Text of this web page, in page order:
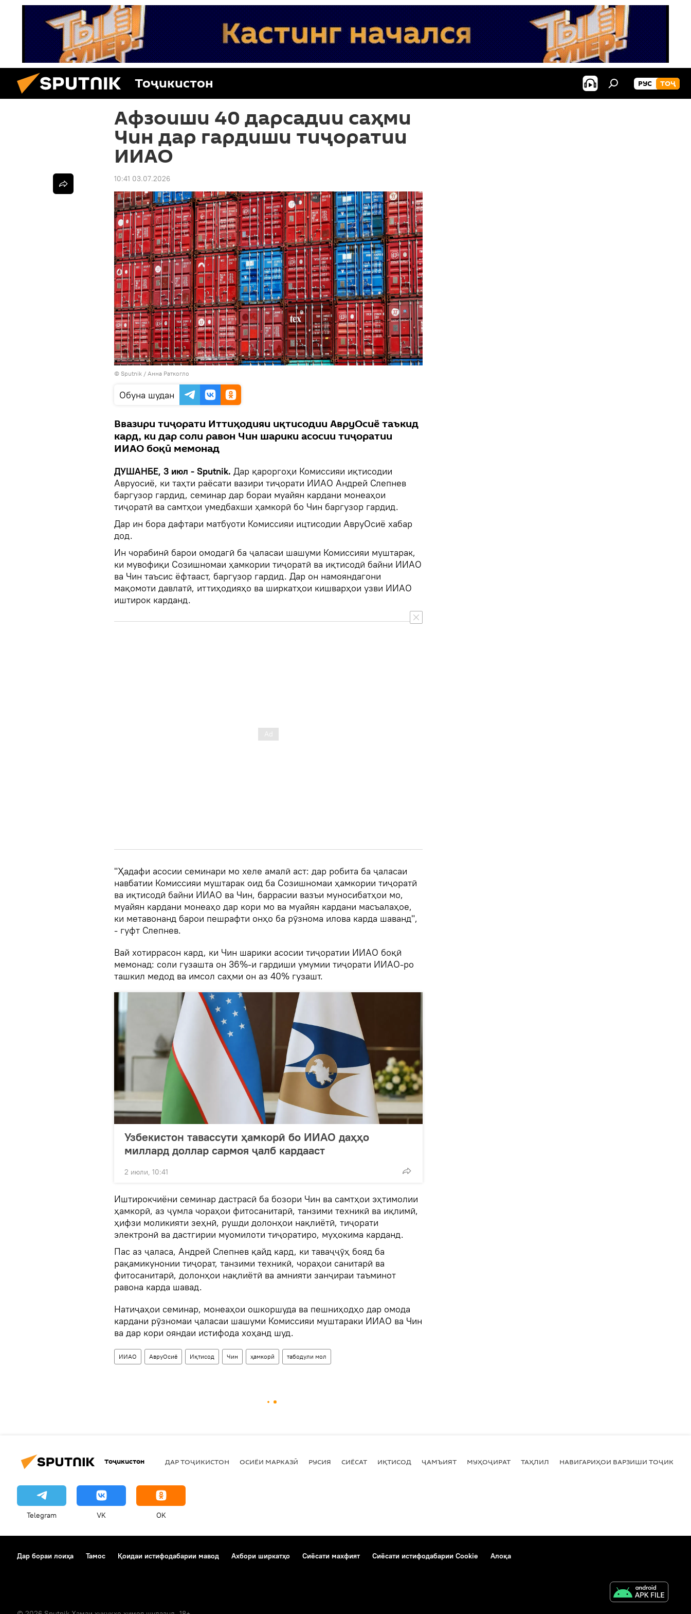
Тоҷикистон РУС ТОҶ
Афзоиши 40 дарсадии саҳми
Чин дар гардиши тиҷоратии
ИИАО
10:41 03.07.2026
© Sputnik / Анна Раткогло
Обуна шудан
Ввазири тиҷорати Иттиҳодияи иқтисодии АвруОсиё таъкид
кард, ки дар соли равон Чин шарики асосии тиҷоратии
ИИАО боқӣ мемонад
ДУШАНБЕ, 3 июл - Sputnik. Дар қароргоҳи Комиссияи иқтисодии
Авруосиё, ки таҳти раёсати вазири тиҷорати ИИАО Андрей Слепнев
баргузор гардид, семинар дар бораи муайян кардани монеаҳои
тиҷоратӣ ва самтҳои умедбахши ҳамкорӣ бо Чин баргузор гардид.
Дар ин бора дафтари матбуоти Комиссияи ицтисодии АвруОсиё хабар
дод.
Ин чорабинӣ барои омодагӣ ба ҷаласаи шашуми Комиссияи муштарак,
ки мувофиқи Созишномаи ҳамкории тиҷоратӣ ва иқтисодӣ байни ИИАО
ва Чин таъсис ёфтааст, баргузор гардид. Дар он намояндагони
мақомоти давлатӣ, иттиҳодияҳо ва ширкатҳои кишварҳои узви ИИАО
иштирок карданд.
"Ҳадафи асосии семинари мо хеле амалӣ аст: дар робита ба ҷаласаи
навбатии Комиссияи муштарак оид ба Созишномаи ҳамкории тиҷоратӣ
ва иқтисодӣ байни ИИАО ва Чин, баррасии вазъи муносибатҳои мо,
муайян кардани монеаҳо дар кори мо ва муайян кардани масъалаҳое,
ки метавонанд барои пешрафти онҳо ба рӯзнома илова карда шаванд",
- гуфт Слепнев.
Вай хотиррасон кард, ки Чин шарики асосии тиҷоратии ИИАО боқӣ
мемонад: соли гузашта он 36%-и гардиши умумии тиҷорати ИИАО-ро
ташкил медод ва имсол саҳми он аз 40% гузашт.
Узбекистон тавассути ҳамкорӣ бо ИИАО даҳҳо
миллард доллар сармоя ҷалб кардааст
2 июли, 10:41
Иштирокчиёни семинар дастрасӣ ба бозори Чин ва самтҳои эҳтимолии
ҳамкорӣ, аз ҷумла чораҳои фитосанитарӣ, танзими техникӣ ва иқлимӣ,
ҳифзи моликияти зеҳнӣ, рушди долонҳои нақлиётӣ, тиҷорати
электронӣ ва дастгирии муомилоти тиҷоратиро, муҳокима карданд.
Пас аз ҷаласа, Андрей Слепнев қайд кард, ки таваҷҷӯҳ бояд ба
рақамикунонии тиҷорат, танзими техникӣ, чораҳои санитарӣ ва
фитосанитарӣ, долонҳои нақлиётӣ ва амнияти занҷираи таъминот
равона карда шавад.
Натиҷаҳои семинар, монеаҳои ошкоршуда ва пешниҳодҳо дар омода
кардани рӯзномаи ҷаласаи шашуми Комиссияи муштараки ИИАО ва Чин
ва дар кори ояндаи истифода хоҳанд шуд.
ИИАО АвруОсиё Иқтисод Чин ҳамкорӣ табодули мол
Тоҷикистон ДАР ТОҶИКИСТОН ОСИЁИ МАРКАЗӢ РУСИЯ СИЁСАТ ИҚТИСОД ҶАМЪИЯТ МУҲОҶИРАТ ТАҲЛИЛ НАВИГАРИҲОИ ВАРЗИШИ
Telegram VK OK
Дар бораи лоиҳа Тамос Қоидаи истифодабарии мавод Ахбори ширкатҳо Сиёсати махфият Сиёсати истифодабарии Cookie Алоқа